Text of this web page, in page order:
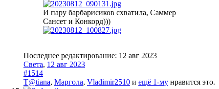
И пару барбарисиков схватила, Саммер
Сансет и Конкорд)))
Последнее редактирование: 12 авг 2023
Света, 12 авг 2023
#1514
T@tiana, Маргола, Vladimir2510 и ещё 1-му нравится это.